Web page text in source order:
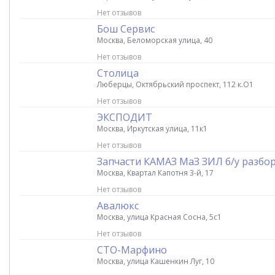
Нет отзывов
Бош Сервис
Москва, Беломорская улица, 40
Нет отзывов
Столица
Люберцы, Октябрьский проспект, 112 к.О1
Нет отзывов
ЭКСПОДИТ
Москва, Иркутская улица, 11к1
Нет отзывов
Запчасти КАМАЗ МаЗ ЗИЛ б/у
Москва, Квартал Капотня 3-й, 17
Нет отзывов
Авалюкс
Москва, улица Красная Сосна, 5с1
Нет отзывов
СТО-Марфино
Москва, улица Кашенкин Луг, 10